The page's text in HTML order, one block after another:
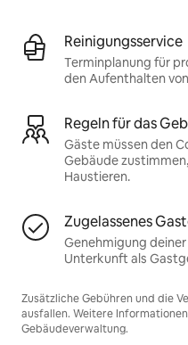
Reinigungsservice
Terminplanung für
den Aufenthalten
Regeln für das
Gäste müssen den
Gebäude
Haustieren.
Zugelassenes
Genehmigung
Unterkunft als
Zusätzliche Gebühren und die
ausfallen. Weitere
Gebäudeverwaltung.